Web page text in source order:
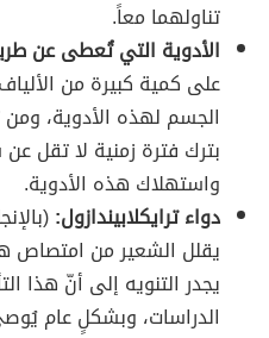
تناولهما معاً.
الأدوية التي تُعطى عن
على كمية كبيرة من
الجسم لهذه الأدوية، ومن
بترك فترة زمنية لا تقل
واستهلاك هذه الأدوية.
دواء ترايكلابيندازول:
يقلل الشعير من امتصاص
يجدر التنويه إلى أنّ هذا
الدراسات، وبشكلٍ عام